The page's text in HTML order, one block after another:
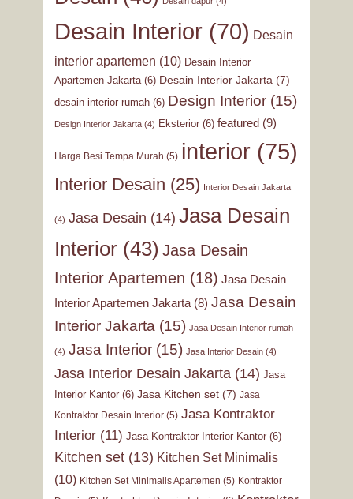
Desain Interior(70) Desain
interior apartemen (10) Desain Interior
Apartemen Jakarta(6) Desain Interior Jakarta (7)
desain interior rumah(6) Design Interior(15)
Design Interior Jakarta(4) Eksterior(6) featured(9)
Harga Besi Tempa Murah (5) interior(75)
Interior Desain (25) Interior Desain Jakarta
(4) Jasa Desain (14) Jasa Desain
Interior(43) Jasa Desain
Interior Apartemen (18) Jasa Desain
Interior Apartemen Jakarta(8) Jasa Desain
Interior Jakarta (15) Jasa Desain Interior rumah
(4) Jasa Interior(15) Jasa Interior Desain(4)
Jasa Interior Desain Jakarta (14) Jasa
Interior Kantor(6) Jasa Kitchen set(7) Jasa
Kontraktor Desain Interior(5) Jasa Kontraktor
Interior(11) Jasa Kontraktor Interior Kantor(6)
Kitchen set(13) Kitchen Set Minimalis
(10) Kitchen Set Minimalis Apartemen (5) Kontraktor